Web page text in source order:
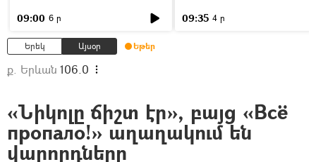
09:00 6 ր 09:35 4 ր
Երեկ Այսօր Եթեր
ք. Երևան 106.0
«Նիկոլը ճիշտ էր», բայց «Всё
пропало!» աղաղակում են
վարորդները